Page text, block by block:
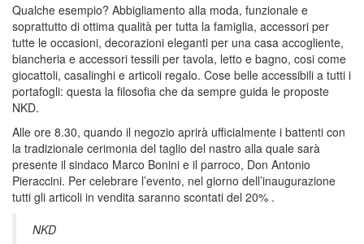
Qualche esempio? Abbigliamento alla moda, funzionale e
soprattutto di ottima qualità per tutta la famiglia, accessori per
tutte le occasioni, decorazioni eleganti per una casa accogliente,
biancheria e accessori tessili per tavola, letto e bagno, cosi come
giocattoli, casalinghi e articoli regalo. Cose belle accessibili a tutti i
portafogli: questa la filosofia che da sempre guida le proposte
NKD.
Alle ore 8.30, quando il negozio aprirà ufficialmente i battenti con
la tradizionale cerimonia del taglio del nastro alla quale sarà
presente il sindaco Marco Bonini e il parroco, Don Antonio
Pieraccini. Per celebrare l’evento, nel giorno dell’inaugurazione
tutti gli articoli in vendita saranno scontati del 20% .
NKD